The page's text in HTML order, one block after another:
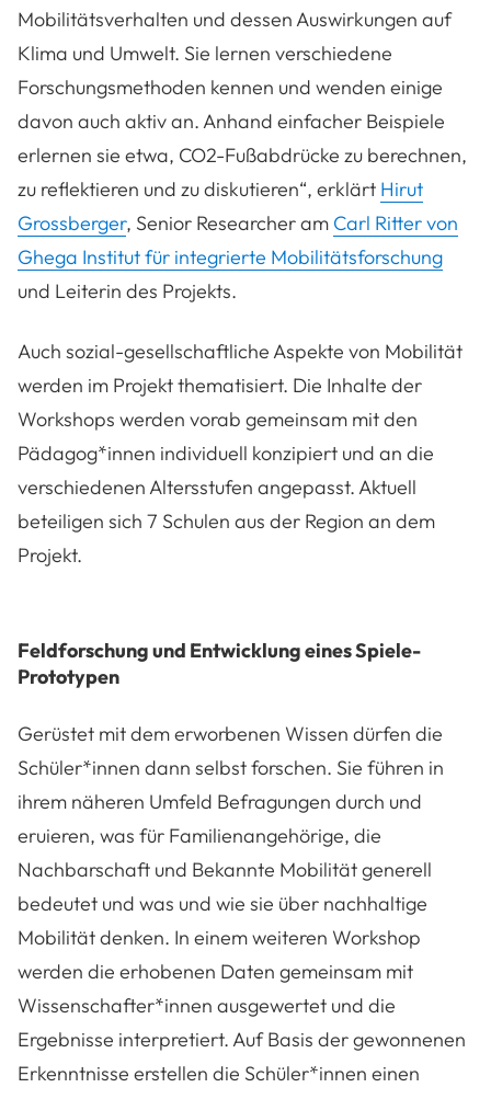
Mobilitätsverhalten und dessen Auswirkungen auf
Klima und Umwelt. Sie lernen verschiedene
Forschungsmethoden kennen und wenden einige
davon auch aktiv an. Anhand einfacher Beispiele
erlernen sie etwa, CO2-Fußabdrücke zu berechnen,
zu reflektieren und zu diskutieren“, erklärt Hirut
Grossberger, Senior Researcher am Carl Ritter von
Ghega Institut für integrierte Mobilitätsforschung
und Leiterin des Projekts.
Auch sozial-gesellschaftliche Aspekte von Mobilität
werden im Projekt thematisiert. Die Inhalte der
Workshops werden vorab gemeinsam mit den
Pädagog*innen individuell konzipiert und an die
verschiedenen Altersstufen angepasst. Aktuell
beteiligen sich 7 Schulen aus der Region an dem
Projekt.
Feldforschung und Entwicklung eines Spiele-
Prototypen
Gerüstet mit dem erworbenen Wissen dürfen die
Schüler*innen dann selbst forschen. Sie führen in
ihrem näheren Umfeld Befragungen durch und
eruieren, was für Familienangehörige, die
Nachbarschaft und Bekannte Mobilität generell
bedeutet und was und wie sie über nachhaltige
Mobilität denken. In einem weiteren Workshop
werden die erhobenen Daten gemeinsam mit
Wissenschafter*innen ausgewertet und die
Ergebnisse interpretiert. Auf Basis der gewonnenen
Erkenntnisse erstellen die Schüler*innen einen